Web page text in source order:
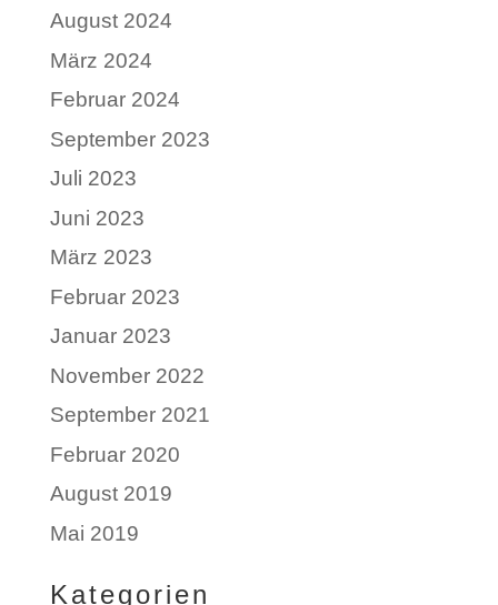
August 2024
März 2024
Februar 2024
September 2023
Juli 2023
Juni 2023
März 2023
Februar 2023
Januar 2023
November 2022
September 2021
Februar 2020
August 2019
Mai 2019
Kategorien